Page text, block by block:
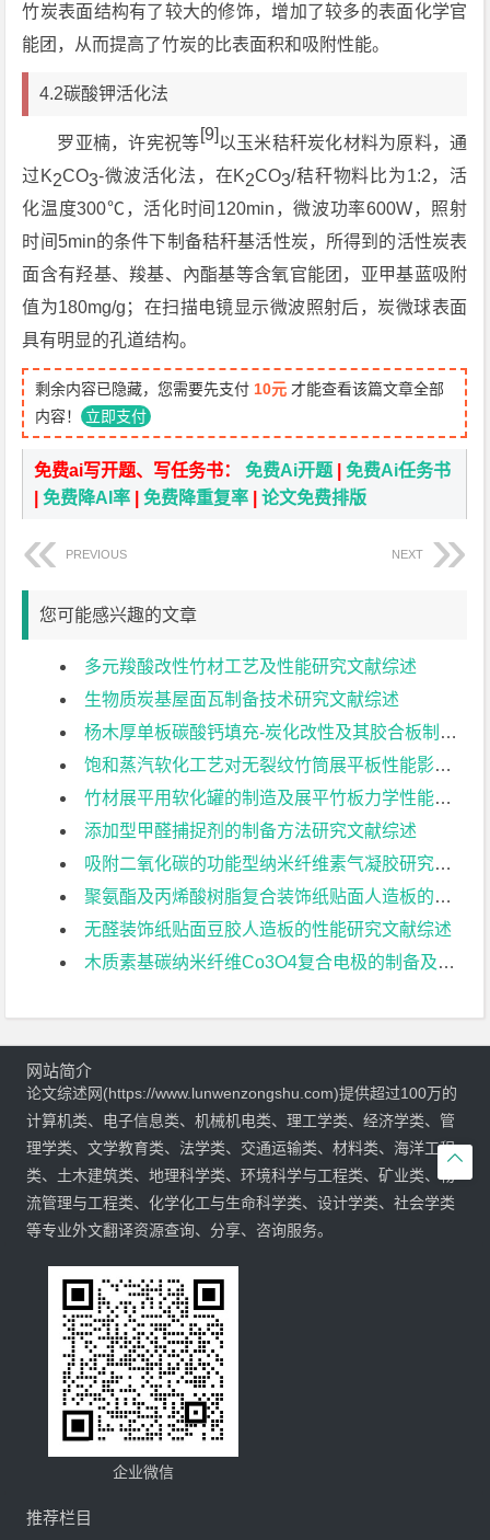
竹炭表面结构有了较大的修饰，增加了较多的表面化学官
能团，从而提高了竹炭的比表面积和吸附性能。
4.2碳酸钾活化法
罗亚楠，许宪祝等[9]以玉米秸秆炭化材料为原料，通
过K2CO3-微波活化法，在K2CO3/秸秆物料比为1:2，活
化温度300℃，活化时间120min，微波功率600W，照射
时间5min的条件下制备秸秆基活性炭，所得到的活性炭表
面含有羟基、羧基、內酯基等含氧官能团，亚甲基蓝吸附
值为180mg/g；在扫描电镜显示微波照射后，炭微球表面
具有明显的孔道结构。
剩余内容已隐藏，您需要先支付 10元 才能查看该篇文章全部
内容！ 立即支付
免费ai写开题、写任务书：免费Ai开题 |免费Ai任务书
|免费降AI率 |免费降重复率 |论文免费排版
PREVIOUS NEXT
您可能感兴趣的文章
多元羧酸改性竹材工艺及性能研究文献综述
生物质炭基屋面瓦制备技术研究文献综述
杨木厚单板碳酸钙填充-炭化改性及其胶合板制备工艺文献综述
饱和蒸汽软化工艺对无裂纹竹筒展平板性能影响的研究文献综述
竹材展平用软化罐的制造及展平竹板力学性能研究文献综述
添加型甲醛捕捉剂的制备方法研究文献综述
吸附二氧化碳的功能型纳米纤维素气凝胶研究文献综述
聚氨酯及丙烯酸树脂复合装饰纸贴面人造板的工艺研究文献综述
无醛装饰纸贴面豆胶人造板的性能研究文献综述
木质素基碳纳米纤维Co3O4复合电极的制备及其电化学性能研究文献综述

网站简介
论文综述网(https://www.lunwenzongshu.com)提供超过100万的
计算机类、电子信息类、机械机电类、理工学类、经济学类、管
理学类、文学教育类、法学类、交通运输类、材料类、海洋工程
类、土木建筑类、地理科学类、环境科学与工程类、矿业类、物
流管理与工程类、化学化工与生命科学类、设计学类、社会学类
等专业外文翻译资源查询、分享、咨询服务。
企业微信
推荐栏目